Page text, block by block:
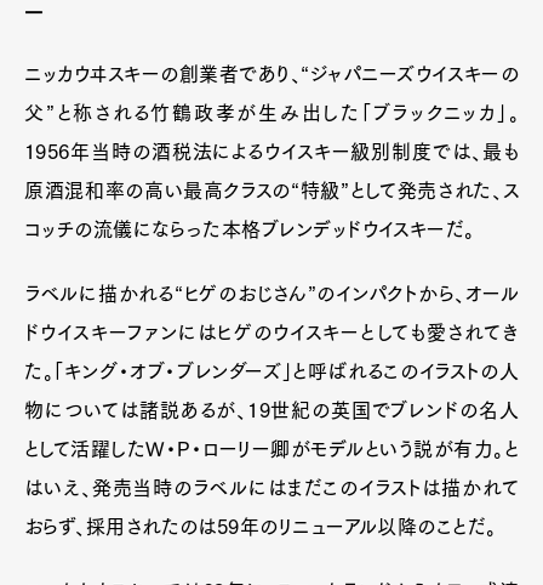
ー
ニッカウヰスキーの創業者であり、“ジャパニーズウイスキーの
父”と称される竹鶴政孝が生み出した「ブラックニッカ」。
1956年当時の酒税法によるウイスキー級別制度では、最も
原酒混和率の高い最高クラスの“特級”として発売された、ス
コッチの流儀にならった本格ブレンデッドウイスキーだ。
ラベルに描かれる“ヒゲのおじさん”のインパクトから、オール
ドウイスキーファンにはヒゲのウイスキーとしても愛されてき
た。「キング・オブ・ブレンダーズ」と呼ばれるこのイラストの人
物については諸説あるが、19世紀の英国でブレンドの名人
として活躍したW・P・ローリー卿がモデルという説が有力。と
はいえ、発売当時のラベルにはまだこのイラストは描かれて
おらず、採用されたのは59年のリニューアル以降のことだ。